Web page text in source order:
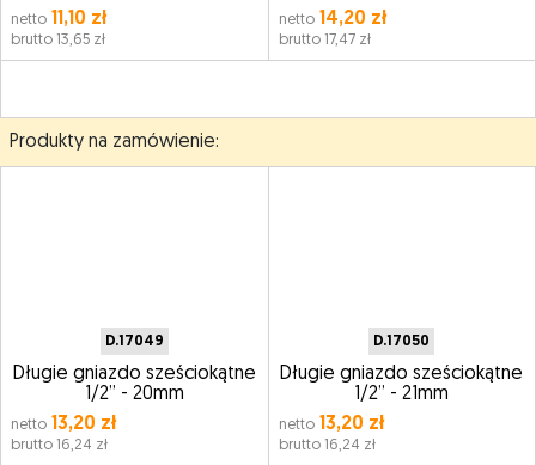
netto 11,10 zł
brutto 13,65 zł
netto14,20 zł
brutto 17,47 zł
Produkty na zamówienie:
D.17049
Długie gniazdo sześciokątne
1/2” - 20mm
netto 13,20 zł
brutto 16,24 zł
D.17050
Długie gniazdo sześciokątne
1/2” - 21mm
netto13,20 zł
brutto 16,24 zł